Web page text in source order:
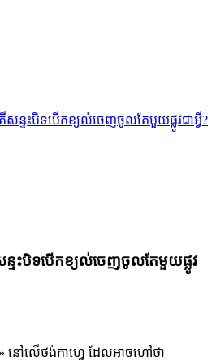
សន្ទះបិទបើកខ្យល់ចេញចូលតែមួយផ្លូវជាអ្វី?
ទះបិទបើកខ្យល់ចេញចូលតែមួយផ្លូវ
នៅលើថង់កាហ្វេ ដែលអាចហៅថា